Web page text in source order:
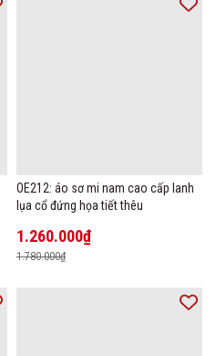
OE212: áo sơ mi nam cao cấp lanh
lụa cổ đứng họa tiết thêu
1.260.000₫
1.780.000₫